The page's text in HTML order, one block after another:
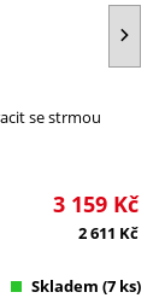
se strmou
3 159 Kč
2 611 Kč
Skladem (7 ks)